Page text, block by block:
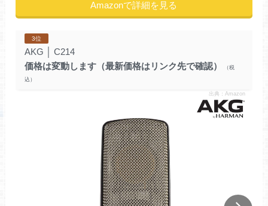
Amazonで詳細を見る
3位
AKG
C214
価格は変動します（最新価格はリンク先で確認）
出典：Amazon